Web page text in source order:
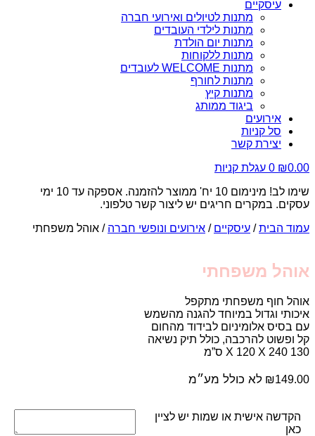
עיסקיים
מתנות לטיולים ואירועי חברה
מתנות לילדי העובדים
מתנות יום הולדת
מתנות ללקוחות
מתנות WELCOME לעובדים
מתנות לחורף
מתנות קיץ
ביגוד ממותג
אירועים
סל קניות
יצירת קשר
₪0.00
0 עגלת קניות
שימו לב! מינימום 10 יח' ממוצר להזמנה. אספקה עד 10 ימי
עסקים. במקרים חריגים יש ליצור קשר טלפוני.
עמוד הבית/ עיסקיים / אירועים ונופשי חברה / אוהל משפחתי
אוהל משפחתי
אוהל חוף משפחתי מתקפל
איכותי וגדול במיוחד להגנה מהשמש
עם בסיס אלומיניום לבידוד מהחום
קל ופשוט להרכבה, כולל תיק נשיאה
130 X 120 X 240 ס”מ
₪149.00 לא כולל מע״מ
הקדשה אישית או שמות יש לציין
כאן